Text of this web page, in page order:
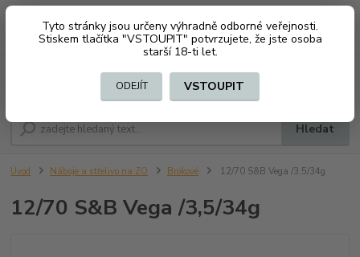
Tyto stránky jsou určeny výhradně odborné veřejnosti.
Stiskem tlačítka "VSTOUPIT" potvrzujete, že jste osoba
starší 18-ti let.
ODEJÍT VSTOUPIT
CZK
Hledat
+420 603794370 za0 Kč
Úvod Náboje a střelivo na ZO Brokové 12/70 S&B Vega /3,5/34g
12/70 S&B Vega /3,5/34g